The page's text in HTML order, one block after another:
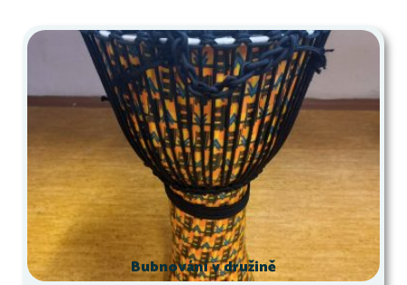
Bubnování v družině